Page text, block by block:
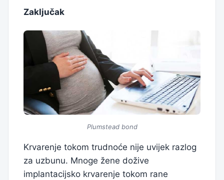
Zaključak
Plumstead bond
Krvarenje tokom trudnoće nije uvijek razlog
za uzbunu. Mnoge žene dožive
implantacijsko krvarenje tokom rane